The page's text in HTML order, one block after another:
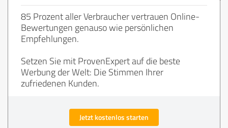
85 Prozent aller Verbraucher vertrauen Online-
Bewertungen genauso wie persönlichen
Empfehlungen.
Setzen Sie mit ProvenExpert auf die beste
Werbung der Welt: Die Stimmen Ihrer
zufriedenen Kunden.
Jetzt kostenlos starten